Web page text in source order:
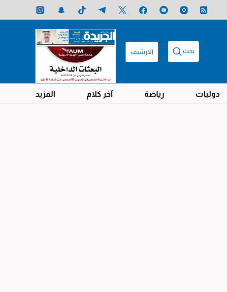
بحث الارشيف
دوليات رياضة آخر كلام المزيد